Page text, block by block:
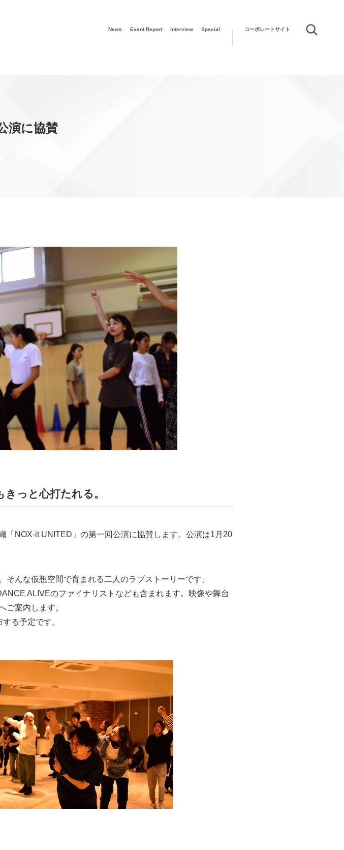
News Event Report Interview Special コーポレートサイト
演に協賛
っと心打たれる。
「NOX-it UNITED」の第一回公演に協賛します。公演は1月20
んな仮想空間で育まれる二人のラブストーリーです。
ALIVEのファイナリストなども含まれます。映像や舞台
ご案内します。
る予定です。